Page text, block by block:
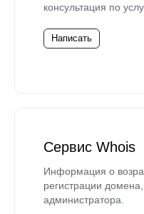
консультация по
Написать
Сервис Whois
Информация о
регистрации домена,
администратора.